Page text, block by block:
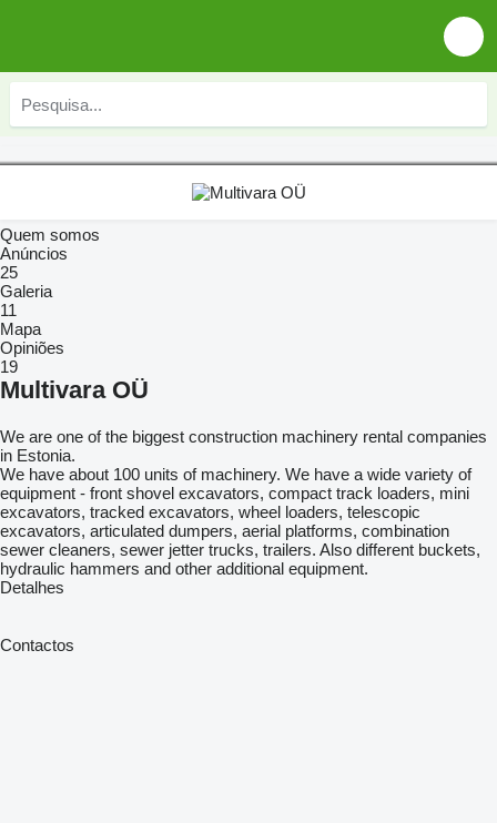
Quem somos
Anúncios
25
Galeria
11
Mapa
Opiniões
19
Multivara OÜ
We are one of the biggest construction machinery rental companies
in Estonia.
We have about 100 units of machinery. We have a wide variety of
equipment - front shovel excavators, compact track loaders, mini
excavators, tracked excavators, wheel loaders, telescopic
excavators, articulated dumpers, aerial platforms, combination
sewer cleaners, sewer jetter trucks, trailers. Also different buckets,
hydraulic hammers and other additional equipment.
Detalhes
Contactos